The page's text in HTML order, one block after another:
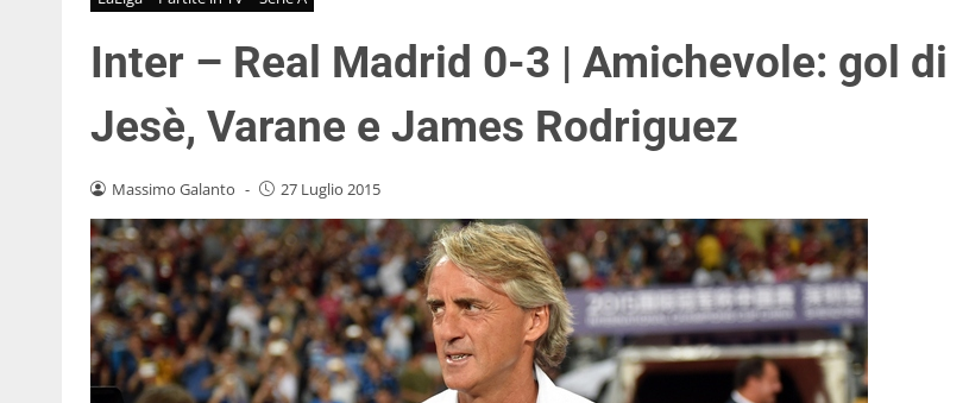
Inter – Real Madrid 0-3 | Amichevole: gol di
Jesè, Varane e James Rodriguez
Massimo Galanto - 27 Luglio 2015